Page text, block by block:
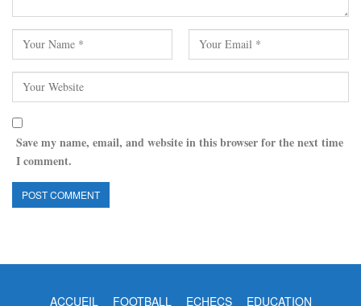
Save my name, email, and website in this browser for the next time
I comment.
ACCUEIL FOOTBALL ECHECS EDUCATION